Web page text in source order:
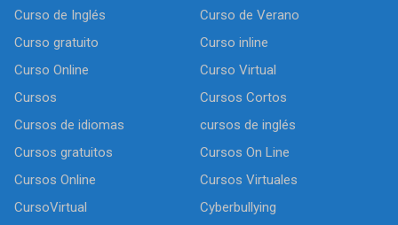
Curso de Inglés
Curso de Verano
Curso gratuito
Curso inline
Curso Online
Curso Virtual
Cursos
Cursos Cortos
Cursos de idiomas
cursos de inglés
Cursos gratuitos
Cursos On Line
Cursos Online
Cursos Virtuales
CursoVirtual
Cyberbullying